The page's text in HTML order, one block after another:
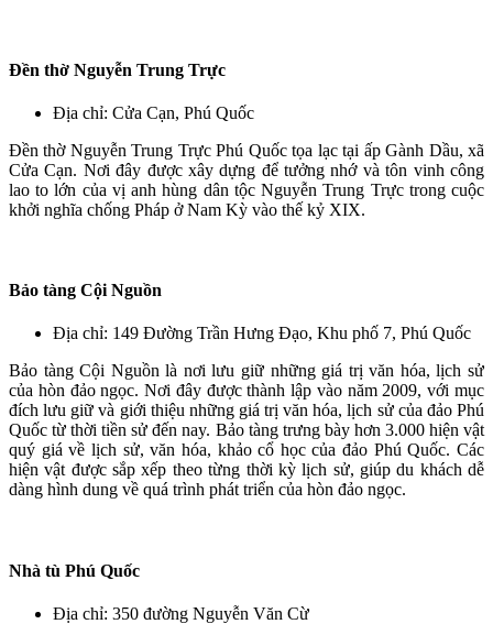
Đền thờ Nguyễn Trung Trực
Địa chỉ: Cửa Cạn, Phú Quốc
Đền thờ Nguyễn Trung Trực Phú Quốc tọa lạc tại ấp Gành Dầu, xã
Cửa Cạn. Nơi đây được xây dựng để tưởng nhớ và tôn vinh công
lao to lớn của vị anh hùng dân tộc Nguyễn Trung Trực trong cuộc
khởi nghĩa chống Pháp ở Nam Kỳ vào thế kỷ XIX.
Bảo tàng Cội Nguồn
Địa chỉ: 149 Đường Trần Hưng Đạo, Khu phố 7, Phú Quốc
Bảo tàng Cội Nguồn là nơi lưu giữ những giá trị văn hóa, lịch sử
của hòn đảo ngọc. Nơi đây được thành lập vào năm 2009, với mục
đích lưu giữ và giới thiệu những giá trị văn hóa, lịch sử của đảo Phú
Quốc từ thời tiền sử đến nay. Bảo tàng trưng bày hơn 3.000 hiện vật
quý giá về lịch sử, văn hóa, khảo cổ học của đảo Phú Quốc. Các
hiện vật được sắp xếp theo từng thời kỳ lịch sử, giúp du khách dễ
dàng hình dung về quá trình phát triển của hòn đảo ngọc.
Nhà tù Phú Quốc
Địa chỉ: 350 đường Nguyễn Văn Cừ